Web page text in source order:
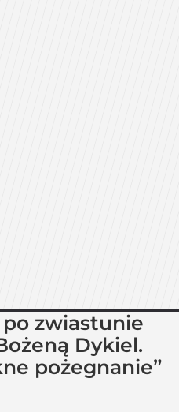
po zwiastunie
Dykiel.
pożegnanie”